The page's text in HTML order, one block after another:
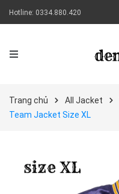
Hotline: 0334.880.420
Trang chủ All Jacket
Team Jacket Size XL